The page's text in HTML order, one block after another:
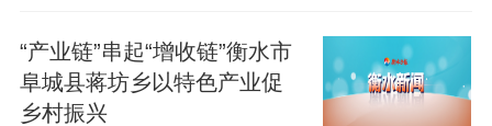
“产业链”串起“增收链”衡水市
阜城县蒋坊乡以特色产业促
乡村振兴